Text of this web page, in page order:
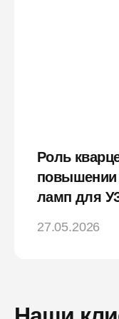
Роль
повышении
ламп для
27.05.2026